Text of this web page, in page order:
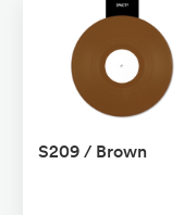
S209 / Brown